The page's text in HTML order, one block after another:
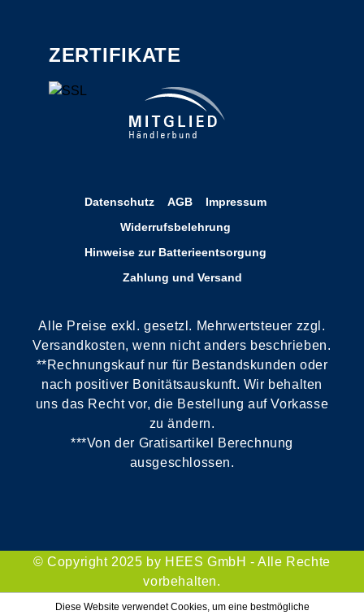
ZERTIFIKATE
Datenschutz AGB
Impressum
Widerrufsbelehrung
Hinweise zur Batterieentsorgung
Zahlung und Versand
Alle Preise exkl. gesetzl. Mehrwertsteuer zzgl.
Versandkosten, wenn nicht anders beschrieben.
**Rechnungskauf nur für Bestandskunden oder
nach positiver Bonitätsauskunft. Wir behalten
uns das Recht vor, die Bestellung auf Vorkasse
zu ändern.
***Von der Gratisartikel Berechnung
ausgeschlossen.
© Copyright 2025 by HEES GmbH - Alle Rechte
vorbehalten.
Diese Website verwendet Cookies, um eine bestmögliche